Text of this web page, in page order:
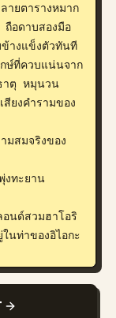
ยตารางหมาก
ถือดาบสองมือ
างแข็งตัวทันที
ษ์ที่ควบแน่นจาก
าตุ หมุนวน
สียงคำรามของ
มสมจริงของ
ทะยาน
นด์สวมฮาโอริ
นท่าของอิไอกะ
ยของเขา
วามเร็วที่มอง